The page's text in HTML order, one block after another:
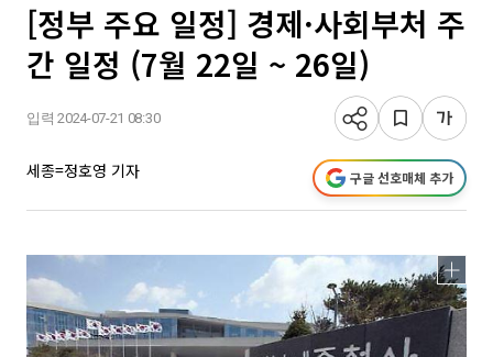
[정부 주요 일정] 경제·사회부처 주
간 일정 (7월 22일 ~ 26일)
입력 2024-07-21 08:30
세종=정호영 기자 구글 선호매체 추가